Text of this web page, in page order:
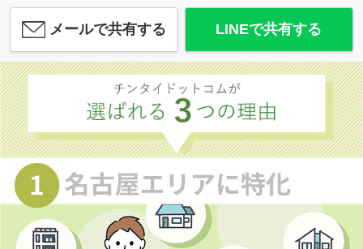
メールで共有する LINEで共有する